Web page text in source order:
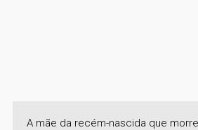
A mãe da recém-nascida que